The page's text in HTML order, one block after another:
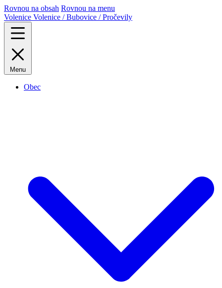
Rovnou na obsah Rovnou na menu
Volenice Volenice / Bubovice / Pročevily
Menu
Obec